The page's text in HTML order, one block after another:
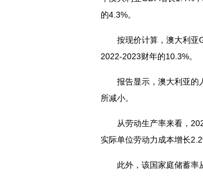
的4.3%。
按现价计算，澳大利亚
2022-2023财年的10.3%。
报告显示，澳大利亚的
所减小。
从劳动生产率来看，
实际单位劳动力成本增长
此外，该国家庭储蓄率